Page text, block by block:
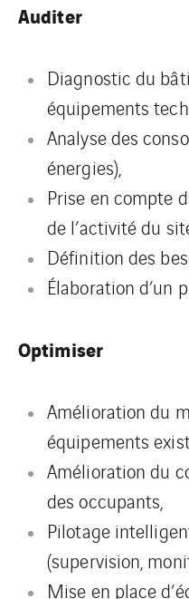
Auditer
Diagnostic du
équipements
Analyse des
énergies),
Prise en compte
de l’activité du
Définition des
Élaboration d’un
Optimiser
Amélioration du
équipements
Amélioration du
des occupants,
Pilotage
(supervision,
Mise en place